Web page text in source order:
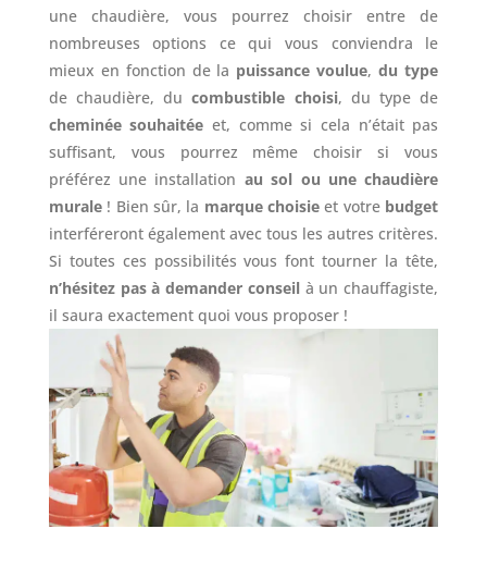
une chaudière, vous pourrez choisir entre de
nombreuses options ce qui vous conviendra le
mieux en fonction de la puissance voulue,du type
de chaudière, du combustible choisi, du type de
cheminée souhaitée et, comme si cela n’était pas
suffisant, vous pourrez même choisir si vous
préférez une installation au sol ou une chaudière
murale! Bien sûr, la marque choisie et votre budget
interféreront également avec tous les autres critères.
Si toutes ces possibilités vous font tourner la tête,
n’hésitez pas à demander conseilà un chauffagiste,
il saura exactement quoi vous proposer !